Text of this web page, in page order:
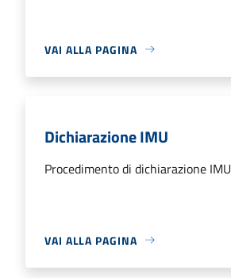
VAI ALLA PAGINA
Dichiarazione IMU
Procedimento di dichiarazione IMU
VAI ALLA PAGINA